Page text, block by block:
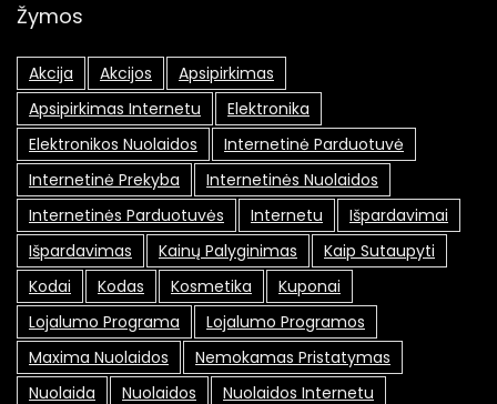
Žymos
Akcija Akcijos
Apsipirkimas
Apsipirkimas Internetu
Elektronika
Elektronikos Nuolaidos
Internetinė Parduotuvė
Internetinė Prekyba
Internetinės Nuolaidos
Internetinės Parduotuvės
Internetu
Išpardavimai
Išpardavimas
Kainų Palyginimas
Kaip Sutaupyti
Kodai
Kodas Kosmetika
Kuponai
Lojalumo Programa
Lojalumo Programos
Maxima Nuolaidos
Nemokamas Pristatymas
Nuolaida
Nuolaidos Nuolaidos Internetu